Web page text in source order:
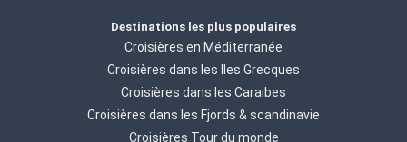
Destinations les plus populaires
Croisières en Méditerranée
Croisières dans les Iles Grecques
Croisières dans les Caraibes
Croisières dans les Fjords & scandinavie
Croisières Tour du monde